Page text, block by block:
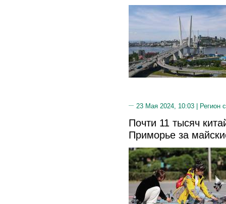
23 Мая 2024, 10:03 | Регион
Почти 11 тысяч
Приморье за